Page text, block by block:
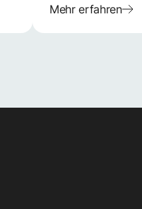
Mehr erfahren